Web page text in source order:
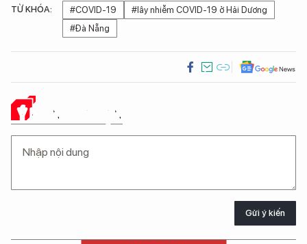
TỪ KHÓA: #COVID-19
#lây nhiễm COVID-19 ở Hải Dương
#Đà Nẵng
Ý KIẾN CỦA BẠN
Gửi ý kiến